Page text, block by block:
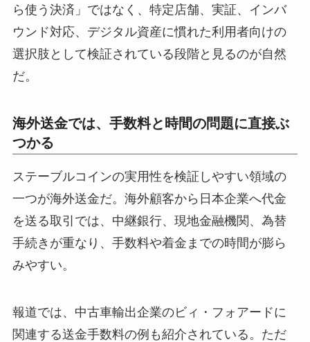
ら使う決済」ではなく、特定店舗、実証、インバ
ウンド対応、デジタル資産に慣れた利用者向けの
選択肢として検証されている段階と見るのが自然
だ。
海外送金では、手数料と時間の問題に直接ぶ
つかる
ステーブルコインの実用性を検証しやすい領域の
一つが海外送金だ。海外顧客から日本企業へ代金
を送る取引では、中継銀行、現地金融機関、為替
手続きが重なり、手数料や着金までの時間が膨ら
みやすい。
報道では、中古車輸出企業のビィ・フォアードに
関連する送金手数料の例も紹介されている。ただ